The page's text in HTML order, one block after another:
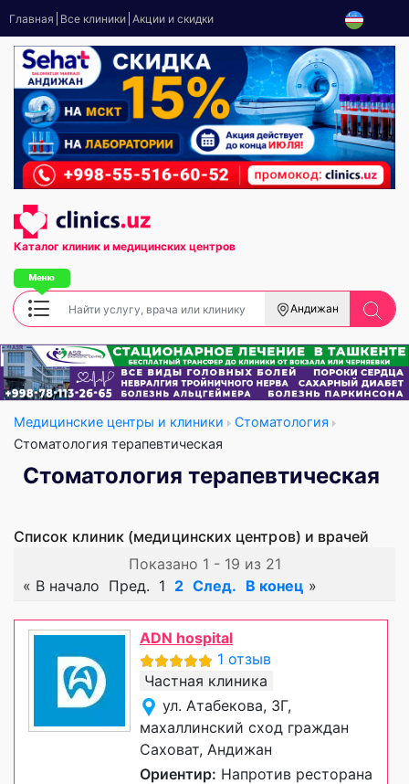
Главная Все клиники Акции и скидки
Каталог клиник и медицинских центров
Андижан
Медицинские центры и клиники
Стоматология
Стоматология терапевтическая
Стоматология терапевтическая
Список клиник (медицинских центров) и врачей
Показано 1 - 19 из 21
« В начало Пред. 1 2 След. В конец »
ADN hospital
1 отзыв
Частная клиника
ул. Атабекова, 3Г,
махаллинский сход граждан
Саховат, Андижан
Ориентир: Напротив ресторана